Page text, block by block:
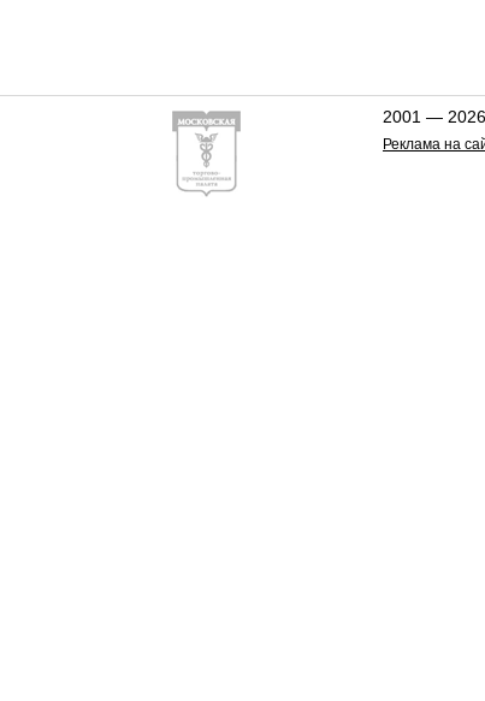
2001 — 2026
Реклама на